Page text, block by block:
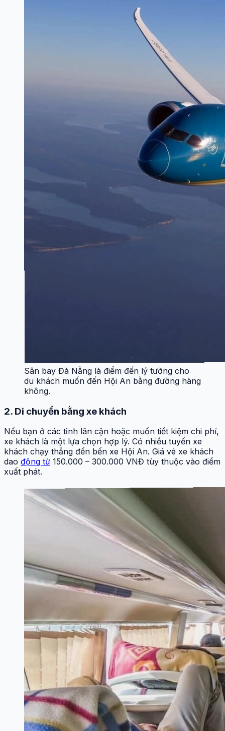
Sân bay Đà Nẵng là điểm đến lý tưởng cho
du khách muốn đến Hội An bằng đường hàng
không.
2. Di chuyển bằng xe khách
Nếu bạn ở các tỉnh lân cận hoặc muốn tiết kiệm chi phí,
xe khách là một lựa chọn hợp lý. Có nhiều tuyến xe
khách chạy thẳng đến bến xe Hội An. Giá vé xe khách
dao động từ 150.000 – 300.000 VNĐ tùy thuộc vào điểm
xuất phát.